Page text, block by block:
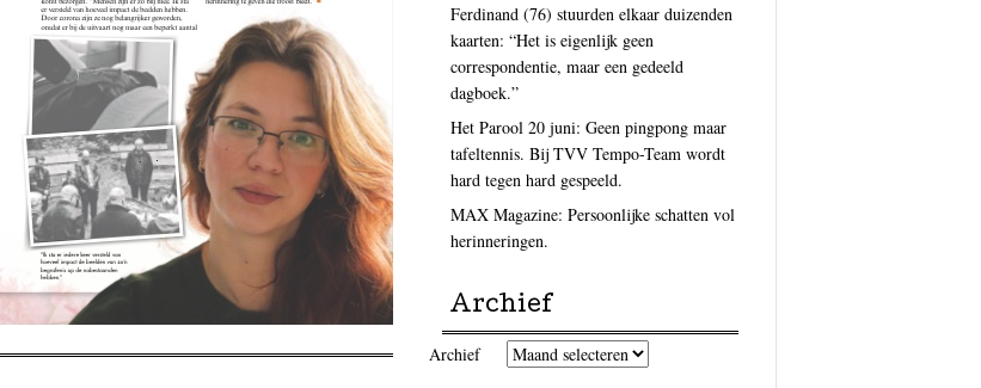
Ferdinand (76) stuurden elkaar duizenden
kaarten: “Het is eigenlijk geen
correspondentie, maar een gedeeld
dagboek.”
Het Parool 20 juni: Geen pingpong maar
tafeltennis. Bij TVV Tempo-Team wordt
hard tegen hard gespeeld.
MAX Magazine: Persoonlijke schatten vol
herinneringen.
Archief
Archief